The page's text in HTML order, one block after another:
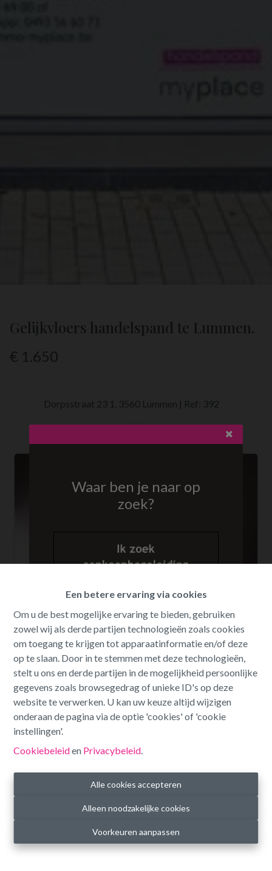
Een betere ervaring via cookies
Om u de best mogelijke ervaring te bieden, gebruiken
zowel wij als derde partijen technologieën zoals cookies
om toegang te krijgen tot apparaatinformatie en/of deze
op te slaan. Door in te stemmen met deze technologieën,
stelt u ons en derde partijen in de mogelijkheid persoonlijke
gegevens zoals browsegedrag of unieke ID's op deze
website te verwerken. U kan uw keuze altijd wijzigen
onderaan de pagina via de optie 'cookies' of 'cookie
instellingen'.
Cookiebeleiden Privacybeleid.
Alle cookies accepteren
Alleen noodzakelijke cookies
Voorkeuren aanpassen
Gelijkvloers handelspand te Lummen.
€ 1.650
Dorpsstraat 23 1, 3560 Lummen | Ref: 392
Info aanvragen
132 m²
bieden wij dit aantrekkelijke handelspand te huur aan. Het
pand beschikt over eengunstige liggingnabij de opritten
E314, wat zorgt voor een uitstekende
dorpscentrum, is dit pand perfect voor diverse commerciële
activiteiten. Bovendien is er voldoendeparking in de straat
en tegenover het pand aanwezig.
Waar ben je naar op
zoek?